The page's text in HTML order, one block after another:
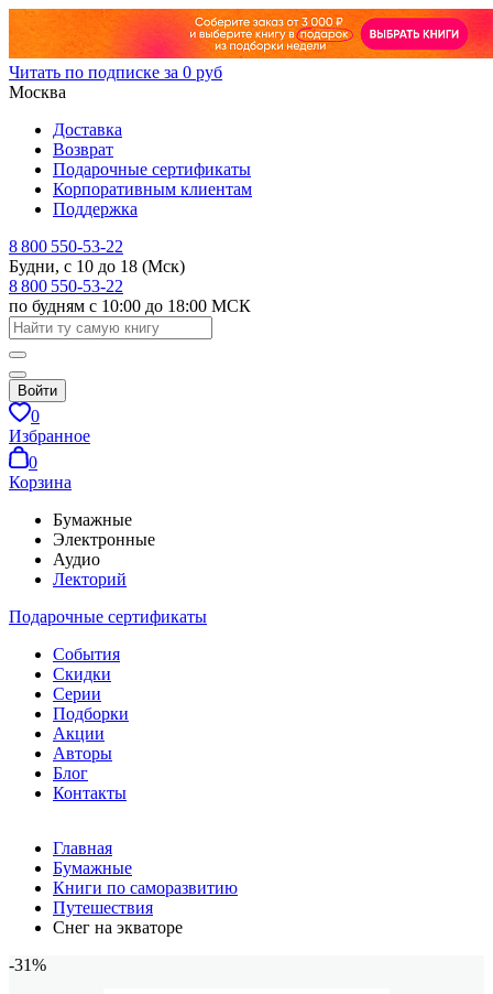
Читать по подписке за 0 руб
Москва
Доставка
Возврат
Подарочные сертификаты
Корпоративным клиентам
Поддержка
8 800 550-53-22
Будни, с 10 до 18 (Мск)
8 800 550-53-22
по будням с 10:00 до 18:00 МСК
Войти
0
Избранное
0
Корзина
Бумажные
Электронные
Аудио
Лекторий
Подарочные сертификаты
События
Скидки
Серии
Подборки
Акции
Авторы
Блог
Контакты
Главная
Бумажные
Книги по саморазвитию
Путешествия
Снег на экваторе
-31%